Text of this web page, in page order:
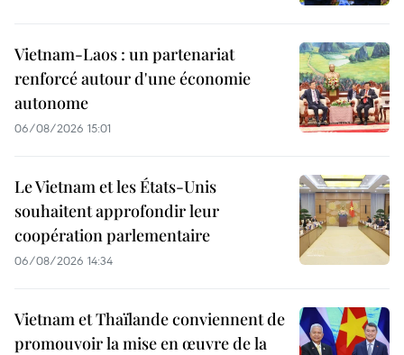
Vietnam-Laos : un partenariat
renforcé autour d'une économie
autonome
06/08/2026 15:01
Le Vietnam et les États-Unis
souhaitent approfondir leur
coopération parlementaire
06/08/2026 14:34
Vietnam et Thaïlande conviennent de
promouvoir la mise en œuvre de la